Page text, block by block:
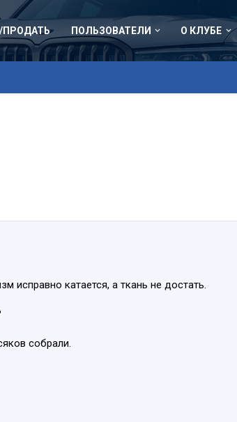
ПРОДАТЬ ПОЛЬЗОВАТЕЛИ О КЛУБЕ
исправно катается, а ткань не достать.
собрали.